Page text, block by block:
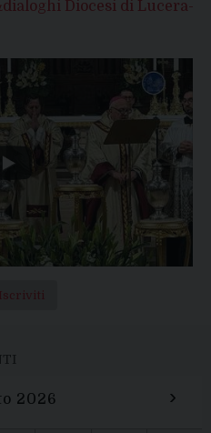
Diocesi di Lucera-
Iscriviti
2026 ›